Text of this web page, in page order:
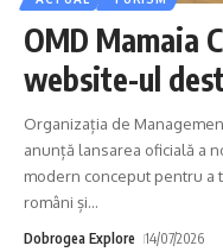
OMD Mamaia
website-ul
Organizația de
anunță lansarea oficială a
modern conceput pentru a
români și…
Dobrogea Explore 14/07/2026